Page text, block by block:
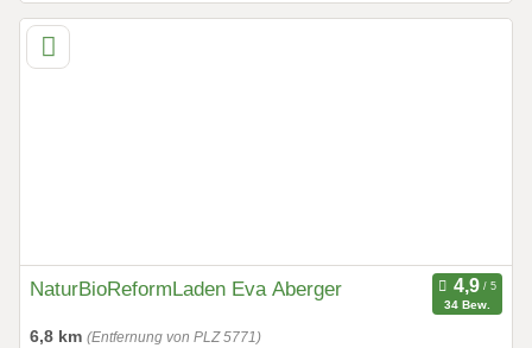
NaturBioReformLaden Eva Aberger
34 Bew.
6,8 km (Entfernung von PLZ 5771)